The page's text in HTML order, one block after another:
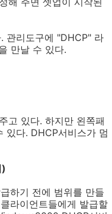
관리도구에 "DHCP" 라
만날 수 있다.
고 있다. 하지만 왼쪽패
있다. DHCP서비스가 멈
하기 전에 범위를 만들
라이언트들에게 발급할